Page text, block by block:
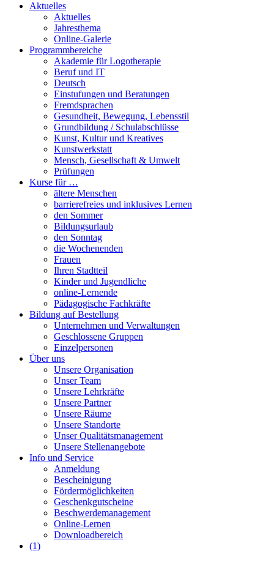
Aktuelles
Aktuelles
Jahresthema
Online-Galerie
Programmbereiche
Akademie für Logotherapie
Beruf und IT
Deutsch
Einstufungen und Beratungen
Fremdsprachen
Gesundheit, Bewegung, Lebensstil
Grundbildung / Schulabschlüsse
Kunst, Kultur und Kreatives
Kunstwerkstatt
Mensch, Gesellschaft & Umwelt
Prüfungen
Kurse für …
ältere Menschen
barrierefreies und inklusives Lernen
den Sommer
Bildungsurlaub
den Sonntag
die Wochenenden
Frauen
Ihren Stadtteil
Kinder und Jugendliche
online-Lernende
Pädagogische Fachkräfte
Bildung auf Bestellung
Unternehmen und Verwaltungen
Geschlossene Gruppen
Einzelpersonen
Über uns
Unsere Organisation
Unser Team
Unsere Lehrkräfte
Unsere Partner
Unsere Räume
Unsere Standorte
Unser Qualitätsmanagement
Unsere Stellenangebote
Info und Service
Anmeldung
Bescheinigung
Fördermöglichkeiten
Geschenkgutscheine
Beschwerdemanagement
Online-Lernen
Downloadbereich
(1)